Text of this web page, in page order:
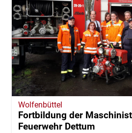
Wolfenbüttel
Fortbildung der
Feuerwehr Dettum